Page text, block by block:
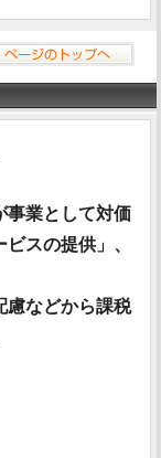
事業として対価
スの提供」、
慮などから課税